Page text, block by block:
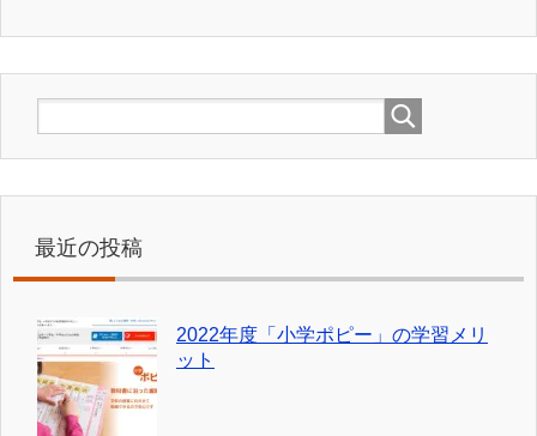
最近の投稿
2022年度「小学ポピー」の学習メリ
ット